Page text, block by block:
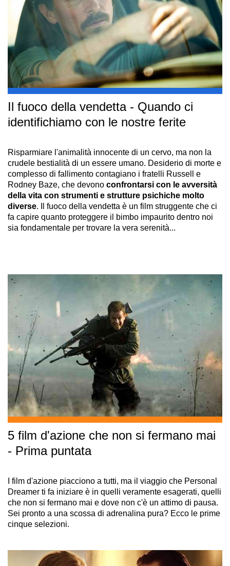
Il fuoco della vendetta - Quando ci
identifichiamo con le nostre ferite
Risparmiare l'animalità innocente di un cervo, ma non la
crudele bestialità di un essere umano. Desiderio di morte e
complesso di fallimento contagiano i fratelli Russell e
Rodney Baze, che devono confrontarsi con le avversità
della vita con strumenti e strutture psichiche molto
diverse. Il fuoco della vendetta è un film struggente che ci
fa capire quanto proteggere il bimbo impaurito dentro noi
sia fondamentale per trovare la vera serenità...
5 film d'azione che non si fermano mai
- Prima puntata
I film d'azione piacciono a tutti, ma il viaggio che Personal
Dreamer ti fa iniziare è in quelli veramente esagerati, quelli
che non si fermano mai e dove non c'è un attimo di pausa.
Sei pronto a una scossa di adrenalina pura? Ecco le prime
cinque selezioni.